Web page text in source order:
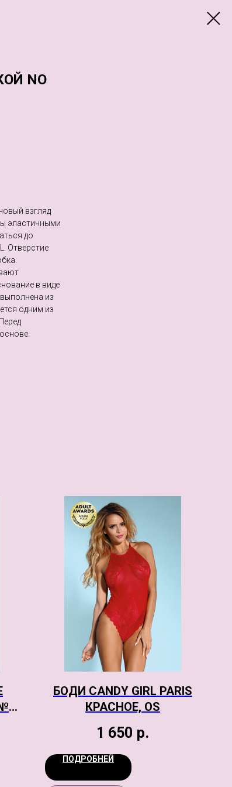
NO
взгляд
эластичными
до
Отверстие
в виде
из
одним из
БОДИ CANDY GIRL PARIS
КРАСНОЕ, OS
1 650 р.
ПОДРОБНЕЙ